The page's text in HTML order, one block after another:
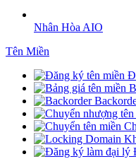
Nhân Hòa AIO
Tên Miền